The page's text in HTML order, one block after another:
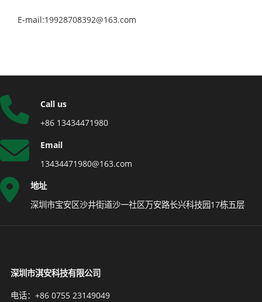
E-mail:19928708392@163.com
Call us
+86 13434471980
Email
13434471980@163.com
地址
深圳市宝安区沙井街道沙一社区万安路长兴科技园17栋五层
深圳市淇安科技有限公司
电话：+86 0755 23149049